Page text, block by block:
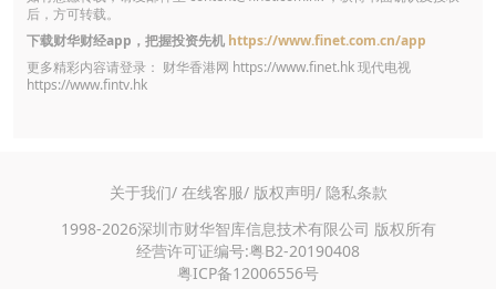
后，方可转载。
下载财华财经app，把握投资先机 https://www.finet.com.cn/app
更多精彩内容请登录： 财华香港网 https://www.finet.hk现代电视
https://www.fintv.hk
关于我们/ 在线客服/ 版权声明/ 隐私条款
1998-2026深圳市财华智库信息技术有限公司 版权所有
经营许可证编号:粤B2-20190408
粤ICP备12006556号